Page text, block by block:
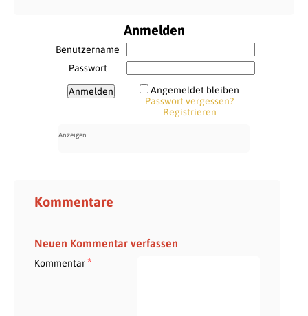
Anmelden
Benutzername
Passwort
Angemeldet bleiben
Passwort vergessen?
Registrieren
Kommentare
Neuen Kommentar verfassen
Kommentar*